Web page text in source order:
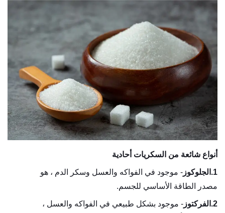
أنواع شائعة من السكريات أحادية
1. الجلوكوز - موجود في الفواكه والعسل وسكر الدم ، هو
مصدر الطاقة الأساسي للجسم.
2. الفركتوز - موجود بشكل طبيعي في الفواكه والعسل ،